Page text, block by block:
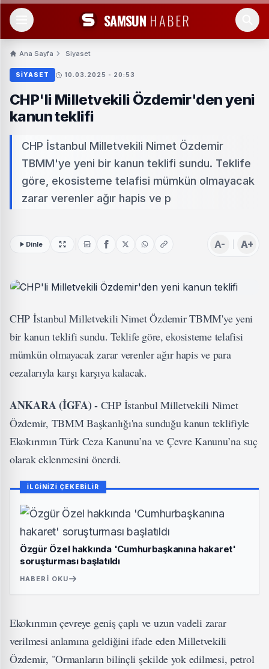
SAMSUN HABER
Ana Sayfa Siyaset
SIYASET 10.03.2025 - 20:53
CHP'li Milletvekili Özdemir'den yeni
kanun teklifi
CHP İstanbul Milletvekili Nimet Özdemir
TBMM'ye yeni bir kanun teklifi sundu. Teklife
göre, ekosisteme telafisi mümkün olmayacak
zarar verenler ağır hapis ve p
Dinle A- A+
CHP İstanbul Milletvekili Nimet Özdemir TBMM'ye yeni
bir kanun teklifi sundu. Teklife göre, ekosisteme telafisi
mümkün olmayacak zarar verenler ağır hapis ve para
cezalarıyla karşı karşıya kalacak.
ANKARA (İGFA) - CHP İstanbul Milletvekili Nimet
Özdemir, TBMM Başkanlığı'na sunduğu kanun teklifiyle
Ekokırımın Türk Ceza Kanunu’na ve Çevre Kanunu’na suç
olarak eklenmesini önerdi.
İLGİNİZİ ÇEKEBİLİR
Özgür Özel hakkında 'Cumhurbaşkanına hakaret'
soruşturması başlatıldı
HABERI OKU
Ekokırımın çevreye geniş çaplı ve uzun vadeli zarar
verilmesi anlamına geldiğini ifade eden Milletvekili
Özdemir, "Ormanların bilinçli şekilde yok edilmesi, petrol